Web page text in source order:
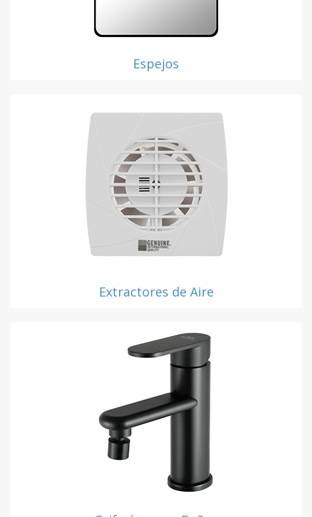
Espejos
Extractores de Aire